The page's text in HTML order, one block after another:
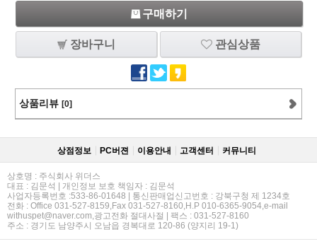
구매하기
장바구니 관심상품
상품리뷰 [0]
상점정보 PC버젼 이용안내 고객센터 커뮤니티
상호명 : 주식회사 위더스
대표 : 김문석 | 개인정보 보호 책임자 : 김문석
사업자등록번호 :533-86-01648 | 통신판매업신고번호 : 강북구청 제 1234호
전화 : Office 031-527-8159,Fax 031-527-8160,H.P 010-6365-9054,e-mail
withuspet@naver.com,광고전화 절대사절 | 팩스 : 031-527-8160
주소 : 경기도 남양주시 오남읍 경복대로 120-86 (양지리 19-1)